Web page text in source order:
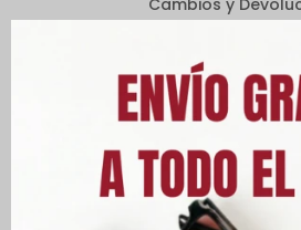
Cambios y
Descripción